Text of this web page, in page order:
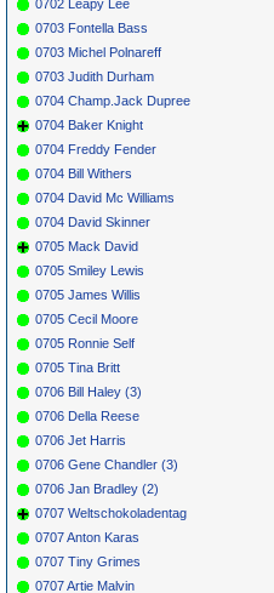
0702 Leapy Lee
0703 Fontella Bass
0703 Michel Polnareff
0703 Judith Durham
0704 Champ.Jack Dupree
0704 Baker Knight
0704 Freddy Fender
0704 Bill Withers
0704 David Mc Williams
0704 David Skinner
0705 Mack David
0705 Smiley Lewis
0705 James Willis
0705 Cecil Moore
0705 Ronnie Self
0705 Tina Britt
0706 Bill Haley (3)
0706 Della Reese
0706 Jet Harris
0706 Gene Chandler (3)
0706 Jan Bradley (2)
0707 Weltschokoladentag
0707 Anton Karas
0707 Tiny Grimes
0707 Artie Malvin